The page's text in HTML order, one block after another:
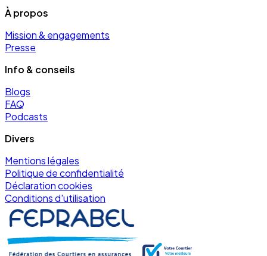
À propos
Mission & engagements
Presse
Info & conseils
Blogs
FAQ
Podcasts
Divers
Mentions légales
Politique de confidentialité
Déclaration cookies
Conditions d'utilisation